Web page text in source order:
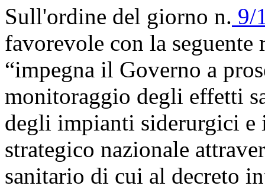
Sull'ordine del giorno n. 9/
favorevole con la
“impegna il Governo a
monitoraggio degli effetti
degli impianti siderurgici e
strategico nazionale
sanitario di cui al decreto